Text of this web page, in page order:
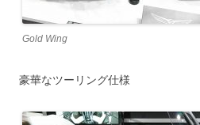
Gold Wing
豪華なツーリング仕様